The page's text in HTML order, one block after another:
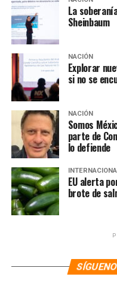
NOTAS RELACIONADAS:
CLAUDIA SHEINBAUM
SIGUIENTE
Se agota el tiempo
penas alcanzan hasta
Pedido de justicia
necesarios, advierte
La
Sheinbaum
NACIÓN
Explorar
si no se
NACIÓN
Somos
parte de
lo defiende
EU alerta
brote de